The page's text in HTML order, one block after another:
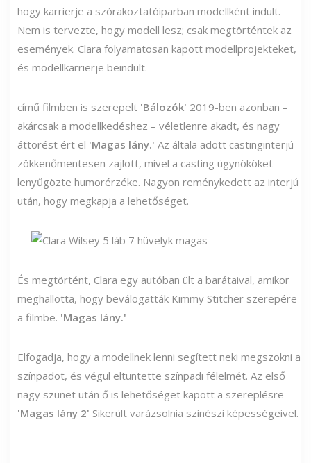
hogy karrierje a szórakoztatóiparban modellként indult.
Nem is tervezte, hogy modell lesz; csak megtörténtek az
események. Clara folyamatosan kapott modellprojekteket,
és modellkarrierje beindult.
című filmben is szerepelt 'Bálozók' 2019-ben azonban –
akárcsak a modellkedéshez – véletlenre akadt, és nagy
áttörést ért el 'Magas lány.' Az általa adott castinginterjú
zökkenőmentesen zajlott, mivel a casting ügynököket
lenyűgözte humorérzéke. Nagyon reménykedett az interjú
után, hogy megkapja a lehetőséget.
És megtörtént, Clara egy autóban ült a barátaival, amikor
meghallotta, hogy beválogatták Kimmy Stitcher szerepére
a filmbe. 'Magas lány.'
Elfogadja, hogy a modellnek lenni segített neki megszokni a
színpadot, és végül eltüntette színpadi félelmét. Az első
nagy szünet után ő is lehetőséget kapott a szereplésre
'Magas lány 2' Sikerült varázsolnia színészi képességeivel.